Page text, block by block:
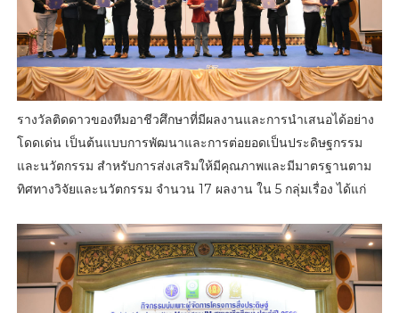
รางวัลติดดาวของทีมอาชีวศึกษาที่มีผลงานและการนำเสนอได้อย่าง
โดดเด่น เป็นต้นแบบการพัฒนาและการต่อยอดเป็นประดิษฐกรรม
และนวัตกรรม สำหรับการส่งเสริมให้มีคุณภาพและมีมาตรฐานตาม
ทิศทางวิจัยและนวัตกรรม จำนวน 17 ผลงาน ใน 5 กลุ่มเรื่อง ได้แก่